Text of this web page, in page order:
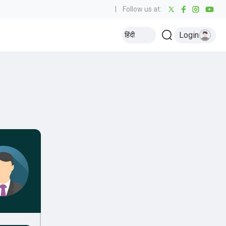
Follow us at:
हिंदी Login